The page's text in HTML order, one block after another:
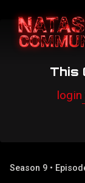
This
login
Season 9 •